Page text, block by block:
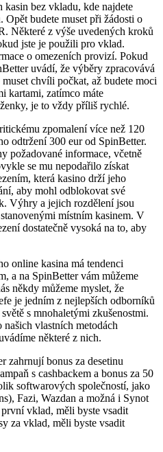
bez vkladu, kde najdete
budete muset při žádosti o
Některé z výše uvedených kroků
jste je použili pro vklad.
o omezeních provizí. Pokud
uvádí, že výběry zpracovává
chvíli počkat, až budete moci
kartami, zatímco máte
je to vždy příliš rychlé.
zpomalení více než 120
odtržení 300 eur od SpinBetter.
požadované informace, včetně
se mu nepodařilo získat
která kasino drží jeho
aby mohl odblokovat své
Výhry a jejich rozdělení jsou
místním kasinem. V
dostatečně vysoká na to, aby
online kasina má tendenci
a na SpinBetter vám můžeme
někdy můžeme myslet, že
je jedním z nejlepších odborníků
s mnohaletými zkušenostmi.
našich vlastních metodách
některé z nich.
zahrnují bonus za desetinu
s cashbackem a bonus za 50
softwarových společností, jako
Fazi, Wazdan a možná i Synot
vklad, měli byste vsadit
za vklad, měli byste vsadit